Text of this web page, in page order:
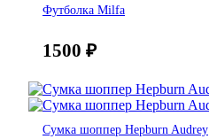
Футболка Milfa
1500 ₽
Сумка шоппер Hepburn Audrey